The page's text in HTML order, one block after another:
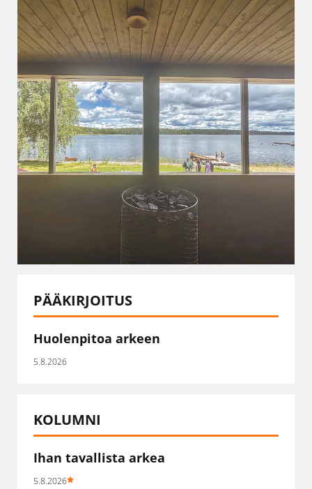
PÄÄKIRJOITUS
Huolenpitoa arkeen
5.8.2026
KOLUMNI
Ihan tavallista arkea
5.8.2026